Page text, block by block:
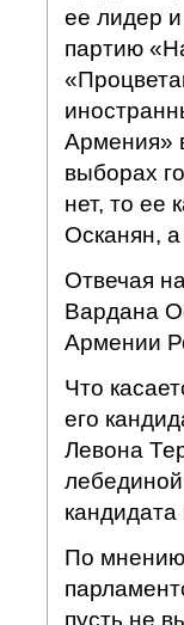
ее лидер
партию
Армения»
выборах
нет, то ее
Осканян, а
Отвечая
Вардана
Армении
Что
его
Левона
По мнению
пусть не